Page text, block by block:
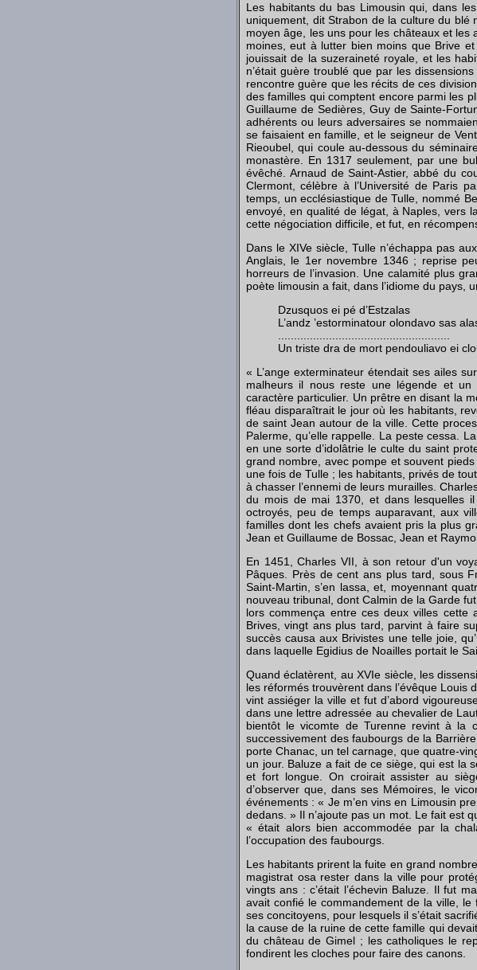
Les habitants du bas Limousin qui, dans
uniquement, dit Strabon de la culture du
moyen âge, les uns pour les châteaux et les
moines, eut à lutter bien moins que Brive
jouissait de la suzeraineté royale, et les
n’était guère troublé que par les
rencontre guère que les récits de ces
des familles qui comptent encore parmi les
Guillaume de Sedières, Guy de Sainte-
adhérents ou leurs adversaires se
se faisaient en famille, et le seigneur de
Rieoubel, qui coule au-dessous du
monastère. En 1317 seulement, par une
évêché. Arnaud de Saint-Astier, abbé du
Clermont, célèbre à l’Université de Paris
temps, un ecclésiastique de Tulle, nommé
envoyé, en qualité de légat, à Naples, vers
cette négociation difficile, et fut, en
Dans le XIVe siècle, Tulle n’échappa pas
Anglais, le 1er novembre 1346 ; reprise
horreurs de l’invasion. Une calamité plus
poète limousin a fait, dans l’idiome du pays,
Dzusquos ei pé d’Estzalas
L’andz ’estorminatour olondavo sas
Un triste dra de mort pendouliavo ei
« L’ange exterminateur étendait ses ailes
malheurs il nous reste une légende et
caractère particulier. Un prêtre en disant la
fléau disparaîtrait le jour où les habitants,
de saint Jean autour de la ville. Cette
Palerme, qu’elle rappelle. La peste cessa.
en une sorte d’idolâtrie le culte du saint
grand nombre, avec pompe et souvent
une fois de Tulle ; les habitants, privés de
à chasser l’ennemi de leurs murailles.
du mois de mai 1370, et dans lesquelles
octroyés, peu de temps auparavant, aux
familles dont les chefs avaient pris la plus
Jean et Guillaume de Bossac, Jean et
En 1451, Charles VII, à son retour d'un
Pâques. Près de cent ans plus tard, sous
Saint-Martin, s’en lassa, et, moyennant
nouveau tribunal, dont Calmin de la Garde
lors commença entre ces deux villes cette
Brives, vingt ans plus tard, parvint à faire
succès causa aux Brivistes une telle joie,
dans laquelle Egidius de Noailles portait le
Quand éclatèrent, au XVIe siècle, les
les réformés trouvèrent dans l’évêque
vint assiéger la ville et fut d’abord
dans une lettre adressée au chevalier de
bientôt le vicomte de Turenne revint à la
successivement des faubourgs de la
porte Chanac, un tel carnage, que quatre-
un jour. Baluze a fait de ce siège, qui est la
et fort longue. On croirait assister au
d’observer que, dans ses Mémoires, le
événements : « Je m’en vins en Limousin
dedans. » Il n’ajoute pas un mot. Le fait est
« était alors bien accommodée par la
l’occupation des faubourgs.
Les habitants prirent la fuite en grand
magistrat osa rester dans la ville pour
vingts ans : c’était l’échevin Baluze. Il fut
avait confié le commandement de la ville,
ses concitoyens, pour lesquels il s’était
la cause de la ruine de cette famille qui
du château de Gimel ; les catholiques le
fondirent les cloches pour faire des canons.